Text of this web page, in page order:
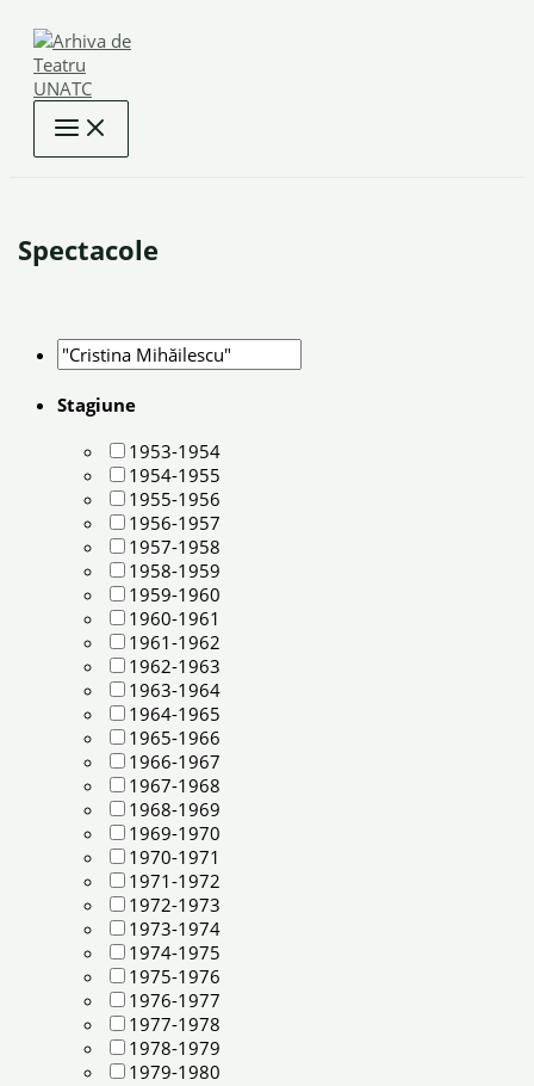
content
Spectacole
Stagiune
1953-1954
1954-1955
1955-1956
1956-1957
1957-1958
1958-1959
1959-1960
1960-1961
1961-1962
1962-1963
1963-1964
1964-1965
1965-1966
1966-1967
1967-1968
1968-1969
1969-1970
1970-1971
1971-1972
1972-1973
1973-1974
1974-1975
1975-1976
1976-1977
1977-1978
1978-1979
1979-1980